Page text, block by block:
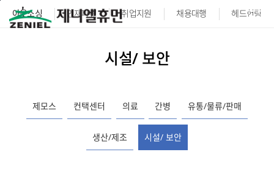
본문바로가기
아웃소싱 인재파견 취업지원 채용대행 헤드헌팅
시설/ 보안
제모스 컨택센터 의료 간병 유통/물류/판매
생산/제조 시설/ 보안